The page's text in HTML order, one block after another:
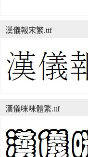
漢儀報宋繁.ttf
漢儀咪咪體繁.ttf